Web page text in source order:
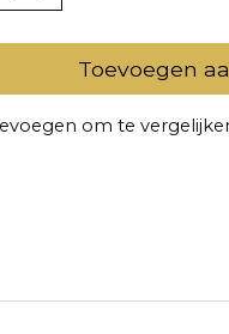
Toevoegen
om te